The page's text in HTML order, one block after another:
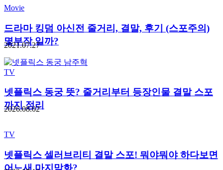
Movie
드라마 킹덤 아신전 줄거리, 결말, 후기 (스포주의)
몇부작 일까?
2021.07.27
TV
넷플릭스 동궁 뜻? 줄거리부터 등장인물 결말 스포
까지 정리
2026.08.02
TV
넷플릭스 셀러브리티 결말 스포! 뭐야뭐야 하다보면
어느새 마지막화?